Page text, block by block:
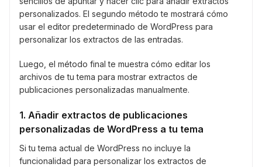
personalizados. El segundo método te mostrará cómo
usar el editor predeterminado de WordPress para
personalizar los extractos de las entradas.
Luego, el método final te muestra cómo editar los
archivos de tu tema para mostrar extractos de
publicaciones personalizadas manualmente.
1. Añadir extractos de publicaciones
personalizadas de WordPress a tu tema
Si tu tema actual de WordPress no incluye la
funcionalidad para personalizar los extractos de